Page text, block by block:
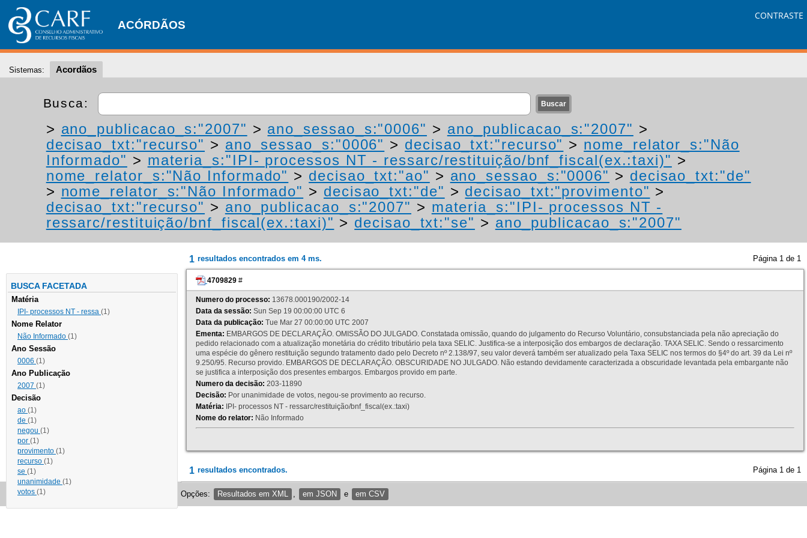
ACÓRDÃOS
CONTRASTE
Sistemas: Acordãos
Busca:
> ano_publicacao_s:"2007" > ano_sessao_s:"0006" > ano_publicacao_s:"2007" >
decisao_txt:"recurso" > ano_sessao_s:"0006" > decisao_txt:"recurso" > nome_relator_s:"Não
Informado" > materia_s:"IPI- processos NT - ressarc/restituição/bnf_fiscal(ex.:taxi)" >
nome_relator_s:"Não Informado" > decisao_txt:"ao" > ano_sessao_s:"0006" > decisao_txt:"de"
> nome_relator_s:"Não Informado" > decisao_txt:"de" > decisao_txt:"provimento" >
decisao_txt:"recurso" > ano_publicacao_s:"2007" > materia_s:"IPI- processos NT -
ressarc/restituição/bnf_fiscal(ex.:taxi)" > decisao_txt:"se" > ano_publicacao_s:"2007"
BUSCA FACETADA
Matéria
IPI- processos NT - ressa (1)
Nome Relator
Não Informado (1)
Ano Sessão
0006 (1)
Ano Publicação
2007 (1)
Decisão
ao (1)
de (1)
negou (1)
por (1)
provimento (1)
recurso (1)
se (1)
unanimidade (1)
votos (1)
1 resultados encontrados em 4 ms. Página 1 de 1
4709829 #
Numero do processo: 13678.000190/2002-14
Data da sessão: Sun Sep 19 00:00:00 UTC 6
Data da publicação: Tue Mar 27 00:00:00 UTC 2007
Ementa: EMBARGOS DE DECLARAÇÃO. OMISSÃO DO JULGADO. Constatada omissão, quando do julgamento do Recurso Voluntário, consubstanciada pela não apreciação do
pedido relacionado com a atualização monetária do crédito tributário pela taxa SELIC. Justifica-se a interposição dos embargos de declaração. TAXA SELIC. Sendo o ressarcimento
uma espécie do gênero restituição segundo tratamento dado pelo Decreto nº 2.138/97, seu valor deverá também ser atualizado pela Taxa SELIC nos termos do §4º do art. 39 da Lei nº
9.250/95. Recurso provido. EMBARGOS DE DECLARAÇÃO. OBSCURIDADE NO JULGADO. Não estando devidamente caracterizada a obscuridade levantada pela embargante não
se justifica a interposição dos presentes embargos. Embargos provido em parte.
Numero da decisão: 203-11890
Decisão: Por unanimidade de votos, negou-se provimento ao recurso.
Matéria: IPI- processos NT - ressarc/restituição/bnf_fiscal(ex.:taxi)
Nome do relator: Não Informado
1 resultados encontrados. Página 1 de 1
Opções: Resultados em XML em JSON e em CSV